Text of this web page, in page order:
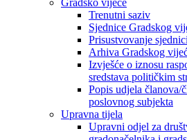
Trenutni saziv
Sjednice Gradskog
Prisustvovanje
Arhiva Gradskog
Izvješće o iznosu
sredstava političkim
Popis udjela članova/
poslovnog subjekta
Upravna tijela
Upravni odjel za